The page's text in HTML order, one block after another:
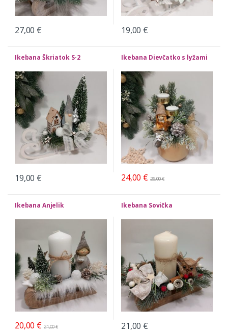
27,00 € 19,00 €
Ikebana Škriatok S-2
19,00 €
Ikebana Dievčatko s lyžami
24,00 € 26,00€
Ikebana Anjelik
20,00 € 21,00€
Ikebana Sovička
21,00 €